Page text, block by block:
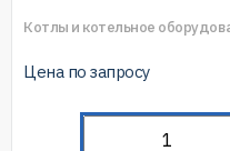
Котлы и котельное
Цена по запросу